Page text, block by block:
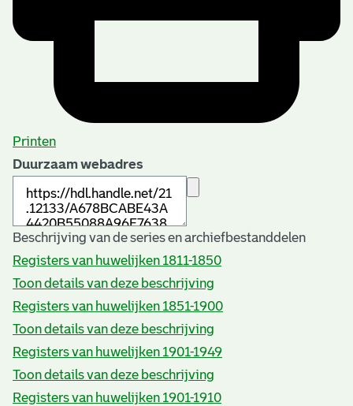
Printen
Duurzaam webadres
Beschrijving van de series en archiefbestanddelen
Registers van huwelijken 1811-1850
Toon details van deze beschrijving
Registers van huwelijken 1851-1900
Toon details van deze beschrijving
Registers van huwelijken 1901-1949
Toon details van deze beschrijving
Registers van huwelijken 1901-1910